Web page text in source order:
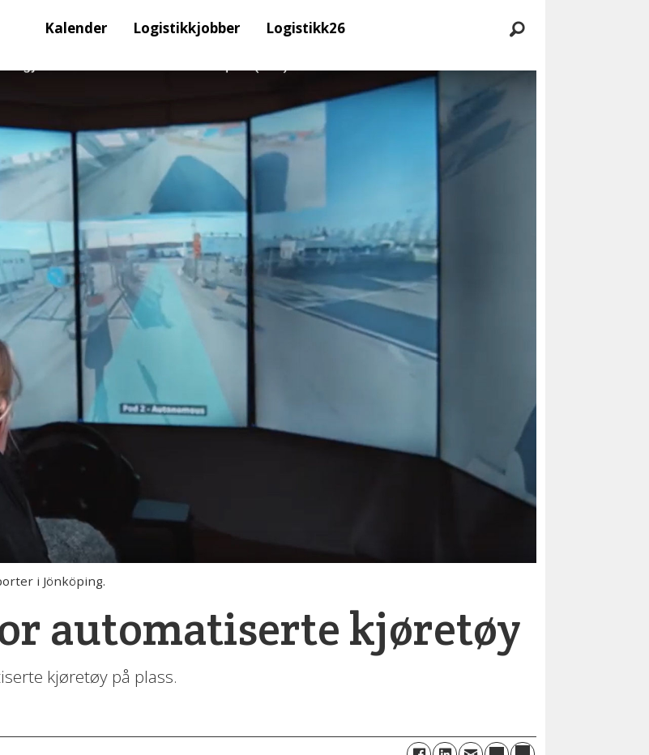
Kalender Logistikkjobber Logistikk26
i Jönköping.
automatiserte kjøretøy
kjøretøy på plass.